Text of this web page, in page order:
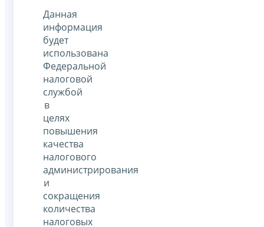
Данная
информация
будет
использована
Федеральной
налоговой
службой
в
целях
повышения
качества
налогового
администрирования
и
сокращения
количества
налоговых